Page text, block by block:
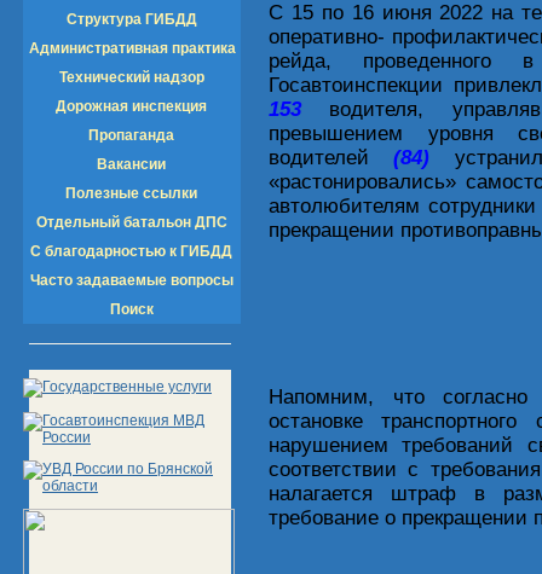
Структура ГИБДД
Административная практика
Технический надзор
Дорожная инспекция
Пропаганда
Вакансии
Полезные ссылки
Отдельный батальон ДПС
С благодарностью к ГИБДД
Часто задаваемые вопросы
Поиск
С 15 по 16 июня 2022 на
оперативно-
рейда, проведенного
Госавтоинспекции
153 водителя,
превышением уровня
водителей(84)
«растонировались»
автолюбителям
прекращении
Напомним, что согласно
остановке
нарушением требований
соответствии с
налагается штраф в
требование о прекращении